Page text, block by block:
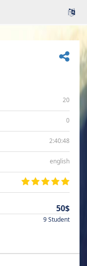
20
0
2:40:48
english
50$
9 Student